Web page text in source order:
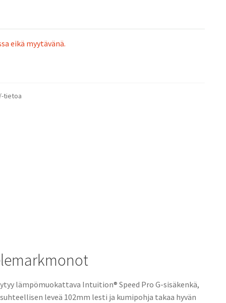
eikä myytävänä.
tietoa
lämpömuokattava Intuition® Speed Pro G-sisäkenkä,
leveä 102mm lesti ja kumipohja takaa hyvän